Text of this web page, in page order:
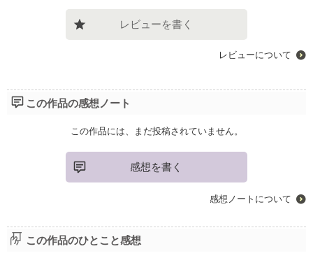
レビューを書く
レビューについて
この作品の感想ノート
この作品には、まだ投稿されていません。
感想を書く
感想ノートについて
この作品のひとこと感想